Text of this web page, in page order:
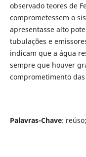
observado teores de
comprometessem o
apresentasse alto
tubulações e
indicam que a água
sempre que houver
comprometimento
Palavras-Chave: